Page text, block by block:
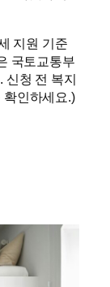
지원 기준
국토교통부
신청 전 복지
확인하세요.)